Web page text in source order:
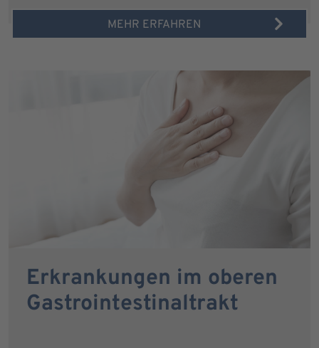
MEHR ERFAHREN
Erkrankungen im oberen
Gastrointestinaltrakt